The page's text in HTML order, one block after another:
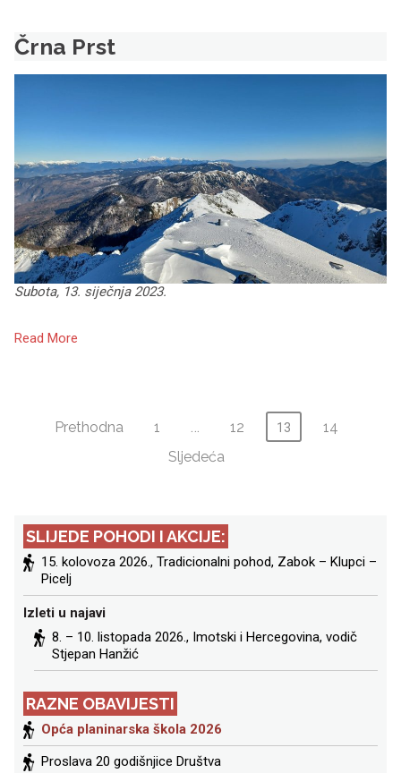
Črna Prst
Subota, 13. siječnja 2023.
Read More
Brojevi
objava
Prethodna 1 … 12 13
14
Sljedeća
SLIJEDE POHODI I AKCIJE:
15. kolovoza 2026., Tradicionalni pohod, Zabok – Klupci –
Picelj
Izleti u najavi
8. – 10. listopada 2026., Imotski i Hercegovina, vodič
Stjepan Hanžić
RAZNE OBAVIJESTI
Opća planinarska škola 2026
Proslava 20 godišnjice Društva